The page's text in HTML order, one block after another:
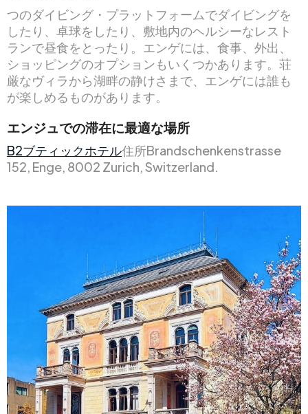
つのダイビング・プラットフォームでダイビングを
したり、卓球をしたり、敷地内のヘルシーなレスト
ランで昼食をとったり。エンゲには、食事、外出、
ショッピングのオプションもいくつかあります。荘
厳なヴィラから湖畔の静けさまで、エンゲには誰も
が楽しめるものがあります。
エンジュでの滞在に最適な場所
B2ブティックホテル住所Brandschenkenstrasse
152, Enge, 8002 Zurich, Switzerland.